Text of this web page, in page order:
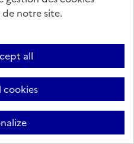
2030
adaptation
notre site.
all
cookies